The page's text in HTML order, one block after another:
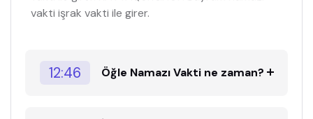
vakti işrak vakti ile girer.
12:46 Öğle Namazı Vakti ne zaman?